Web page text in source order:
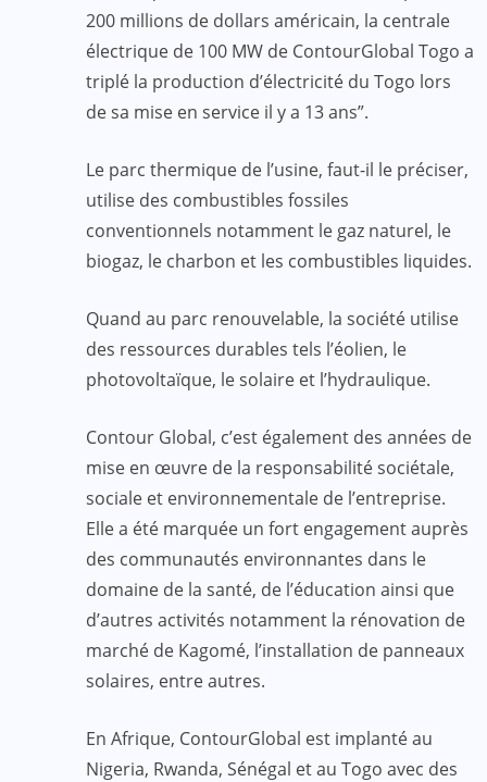
200 millions de dollars américain, la centrale
électrique de 100 MW de ContourGlobal Togo a
triplé la production d’électricité du Togo lors
de sa mise en service il y a 13 ans”.
Le parc thermique de l’usine, faut-il le préciser,
utilise des combustibles fossiles
conventionnels notamment le gaz naturel, le
biogaz, le charbon et les combustibles liquides.
Quand au parc renouvelable, la société utilise
des ressources durables tels l’éolien, le
photovoltaïque, le solaire et l’hydraulique.
Contour Global, c’est également des années de
mise en œuvre de la responsabilité sociétale,
sociale et environnementale de l’entreprise.
Elle a été marquée un fort engagement auprès
des communautés environnantes dans le
domaine de la santé, de l’éducation ainsi que
d’autres activités notamment la rénovation de
marché de Kagomé, l’installation de panneaux
solaires, entre autres.
En Afrique, ContourGlobal est implanté au
Nigeria, Rwanda, Sénégal et au Togo avec des